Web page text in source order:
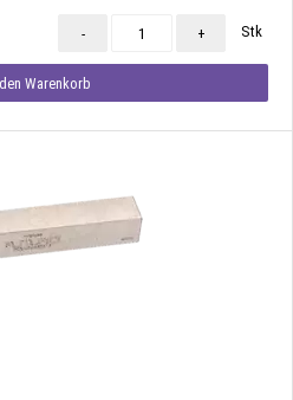
- + Stk
Warenkorb